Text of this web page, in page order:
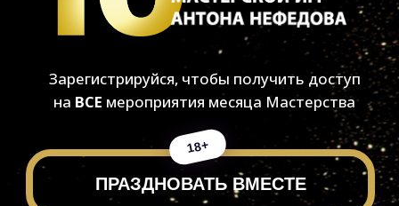
Зарегистрируйся, чтобы получить доступ
ВСЕмероприятия месяца Мастерства
*участие бесплатное
ПРАЗДНОВАТЬ ВМЕСТЕ